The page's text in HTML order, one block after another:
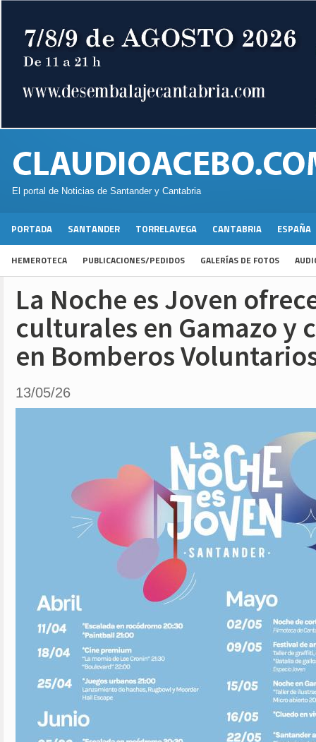
El portal de Noticias de Santander y Cantabria
PORTADA SANTANDER TORRELAVEGA CANTABRIA ESPAÑA
HEMEROTECA PUBLICACIONES/PEDIDOS GALERÍAS DE FOTOS
La Noche es Joven
culturales en Gamazo y
en Bomberos
13/05/26